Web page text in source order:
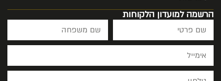
הרשמה למועדון הלקוחות